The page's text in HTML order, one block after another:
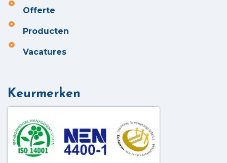
Offerte
Producten
Vacatures
Keurmerken